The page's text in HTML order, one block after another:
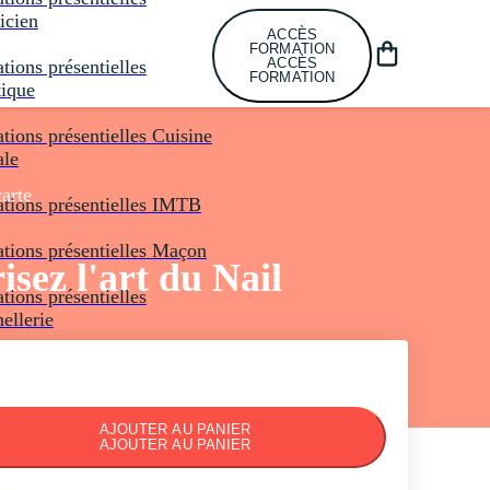
présentielles
présentielles Cuisine
présentielles IMTB
présentielles Maçon
présentielles
ACCÈS
FORMATION
ACCÈS
FORMATION
l'art du Nail
AJOUTER AU PANIER
AJOUTER AU PANIER